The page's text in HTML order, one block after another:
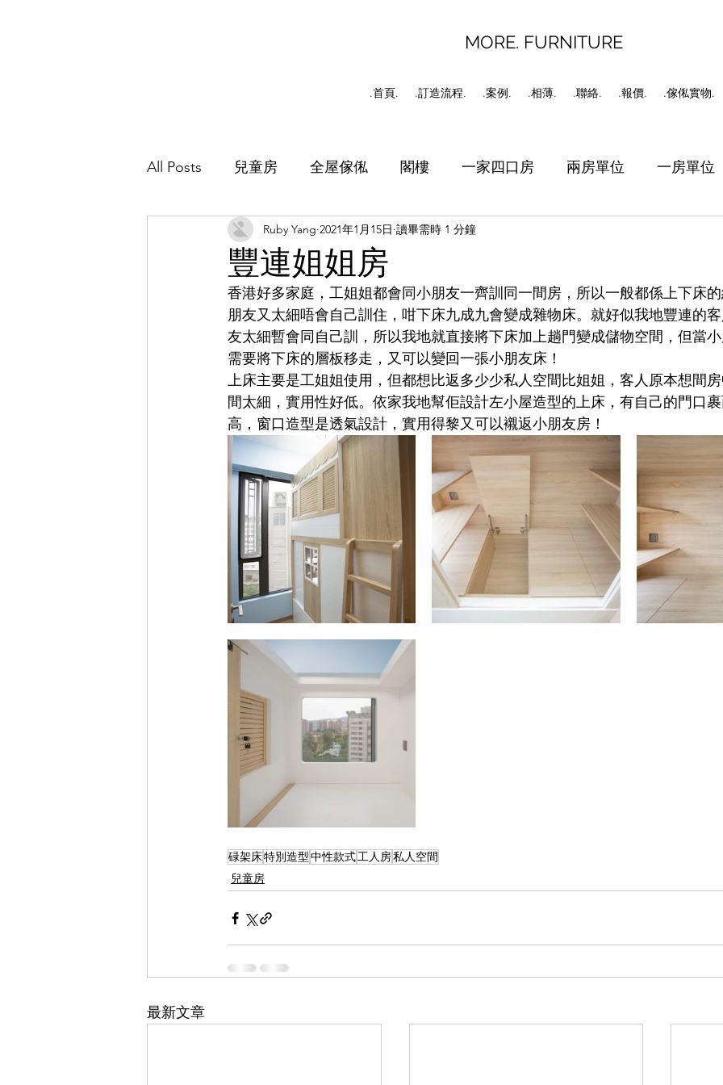
MORE. FURNITURE
.首頁. .訂造流程. .案例. .相薄. .聯絡. .報價. .傢俬實物.
All Posts 兒童房 全屋傢俬 閣樓 一家四口房 兩房單位 一房單位
地台床 客廳 書房 工人房
豐連姐姐房
Ruby Yang 2021年1月15日 讀畢需時 1 分鐘
香港好多家庭，工姐姐都會同小朋友一齊訓同一間房，所以一般都係上下床
朋友又太細唔會自己訓住，咁下床九成九會變成雜物床。就好似我地豐連的
友太細暫會同自己訓，所以我地就直接將下床加上趟門變成儲物空間，但當
需要將下床的層板移走，又可以變回一張小朋友床！
上床主要是工姐姐使用，但都想比返多少少私人空間比姐姐，客人原本想間
間太細，實用性好低。依家我地幫佢設計左小屋造型的上床，有自己的門口
高，窗口造型是透氣設計，實用得黎又可以襯返小朋友房！
碌架床特別造型中性款式工人房私人空間
兒童房
最新文章